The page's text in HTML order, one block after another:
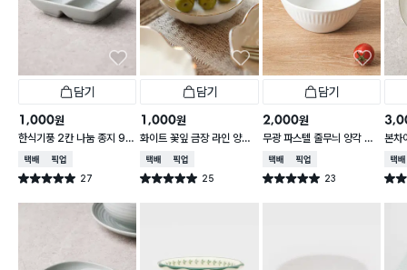
담기
1,000원
한식기풍 2칸 나눔 종지 9 c
m
택배배송매장픽업
별점 5.0점 27
건 작성
담기
1,000원
화이트 꽃잎 금장 라인 양각
종지 10 cm
택배배송매장픽업
별점 5.0점 25
건 작성
담기
2,000원
무광 파스텔 줄무늬 양각 대
접 13 cm
택배배송매장픽업
별점 5.0점 23
건 작성
본차
접
택배
별점